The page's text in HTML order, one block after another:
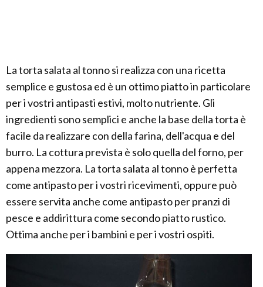
La torta salata al tonno si realizza con una ricetta
semplice e gustosa ed è un ottimo piatto in particolare
per i vostri antipasti estivi, molto nutriente. Gli
ingredienti sono semplici e anche la base della torta è
facile da realizzare con della farina, dell'acqua e del
burro. La cottura prevista è solo quella del forno, per
appena mezzora. La torta salata al tonno è perfetta
come antipasto per i vostri ricevimenti, oppure può
essere servita anche come antipasto per pranzi di
pesce e addirittura come secondo piatto rustico.
Ottima anche per i bambini e per i vostri ospiti.